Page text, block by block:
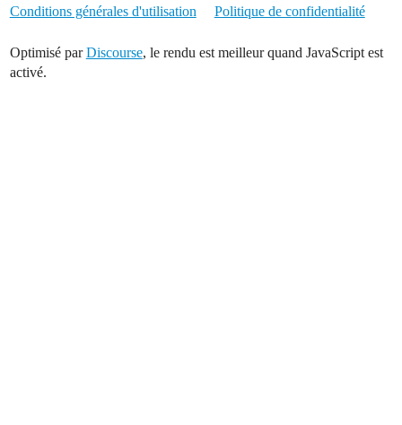
Conditions générales d'utilisation Politique de confidentialité
Optimisé parDiscourse, le rendu est meilleur quand JavaScript est
activé.